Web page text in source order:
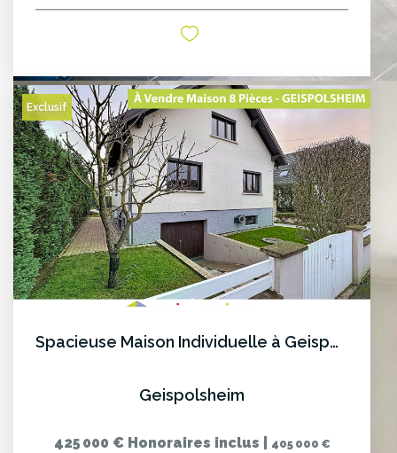
Exclusif
Spacieuse Maison Individuelle à Geispolsheim
Geispolsheim
425 000 € Honoraires inclus
405 000 €